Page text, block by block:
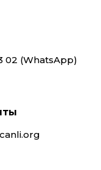
02 (WhatsApp)